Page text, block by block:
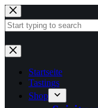
Zum
Inhalt
springen
Keine
Ergebnisse
Startseite
Tastings
Shop